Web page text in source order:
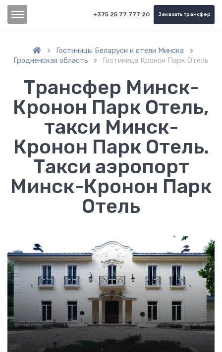
+375 25 77 777 20 Заказать трансфер
 Гостиницы Беларуси и отели Минска 
Гродненская область  Гостиница Кронон Парк Отель
Трансфер Минск-
Кронон Парк Отель,
такси Минск-
Кронон Парк Отель.
Такси аэропорт
Минск-Кронон Парк
Отель